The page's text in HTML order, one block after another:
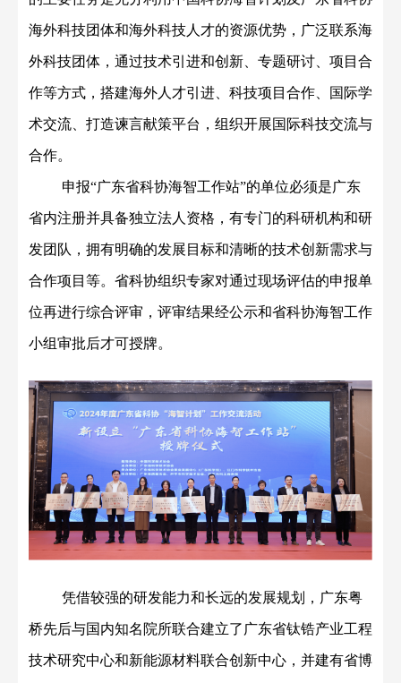
海外科技团体和海外科技人才的资源优势，广泛联系海
外科技团体，通过技术引进和创新、专题研讨、项目合
作等方式，搭建海外人才引进、科技项目合作、国际学
术交流、打造谏言献策平台，组织开展国际科技交流与
合作。
申报“广东省科协海智工作站”的单位必须是广东
省内注册并具备独立法人资格 ， 有专门的科研机构和研
发团队 ，拥有明确的发展目标和清晰的技术创新需求与
合作项目 等。 省科协组织专家对通过现场评估的申报单
位再进行综合评审，评审结果经公示和省科协海智工作
小组审批后才可授牌。
凭借较强的研发能力和长远的发展规划，广东粤
桥先后与国内知名院所联合建立了广东省钛锆产业工程
技术研究中心和新能源材料联合创新中心，并建有省博